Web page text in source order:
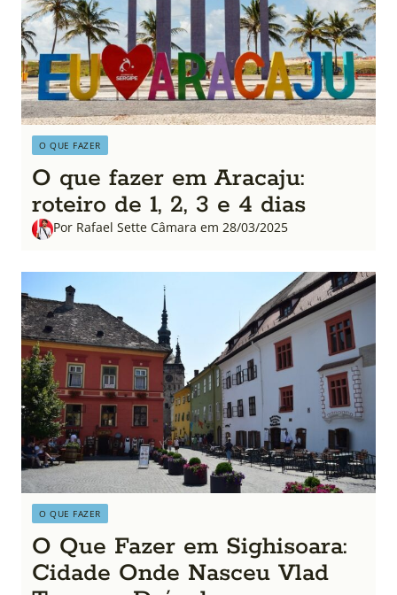
O QUE FAZER
O que fazer em Aracaju:
roteiro de 1, 2, 3 e 4 dias
Por Rafael Sette Câmara em 28/03/2025
O QUE FAZER
O Que Fazer em Sighisoara:
Cidade Onde Nasceu Vlad